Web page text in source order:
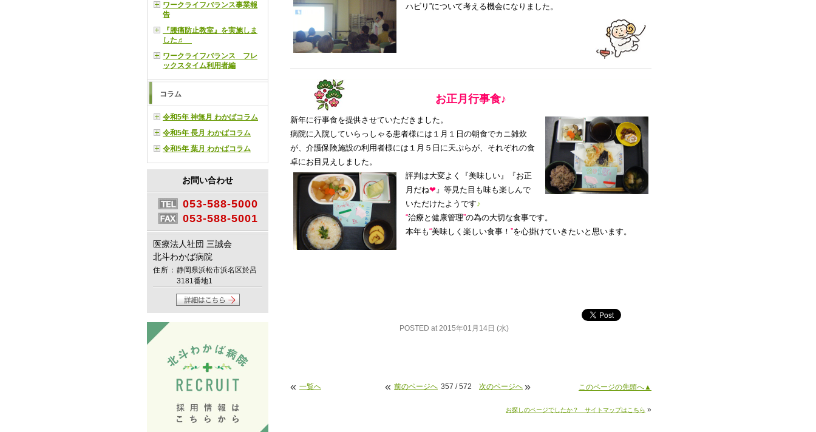
ハビリ”について考える機会になりました。
お正月行事食♪
新年に行事食を提供させていただきました。
病院に入院していらっしゃる患者様には１月１日の朝食でカニ雑炊
が、介護保険施設の利用者様には１月５日に天ぷらが、それぞれの食
卓にお目見えしました。
評判は大変よく『美味しい』『お正
月だね❤』等見た目も味も楽しんで
いただけたようです♪
“治療と健康管理”の為の大切な食事です。
本年も“美味しく楽しい食事！ ”を心掛けていきたいと思います。
POSTED at 2015年01月14日 (水)
« 一覧へ « 前のページへ 357 / 572 次のページへ » このページの先頭へ▲
お探しのページでしたか？ サイトマップはこちら »
ワークライフバランス事業報
告
『腰痛防止教室』を実施しま
した♬
ワークライフバランス フレ
ックスタイム利用者編
コラム
令和5年 神無月 わかばコラム
令和5年 長月 わかばコラム
令和5年 葉月 わかばコラム
お問い合わせ
053-588-5000
053-588-5001
医療法人社団 三誠会
北斗わかば病院
住所： 静岡県浜松市浜名区於呂
3181番地1